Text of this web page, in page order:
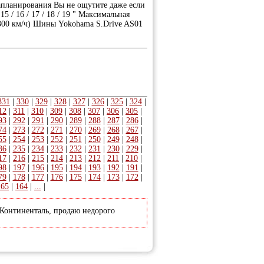
Вы не ощутите даже если
/ 16 / 17 / 18 / 19 " Максимальная
км/ч) Шины Yokohama S.Drive AS01
330| 329| 328| 327| 326| 325| 324|
311 310 309 308 307 306 305
| 292| 291 290| 289| 288| 287| 286|
| 273| 272| 271 270| 269| 268| 267|
| 254| 253| 252| 251 250| 249| 248|
| 235| 234| 233| 232| 231 230| 229|
216 215 214 213 212 211 210
| 197| 196| 195| 194| 193| 192| 191
| 178| 177| 176| 175| 174| 173| 172|
164 ...
продаю недорого